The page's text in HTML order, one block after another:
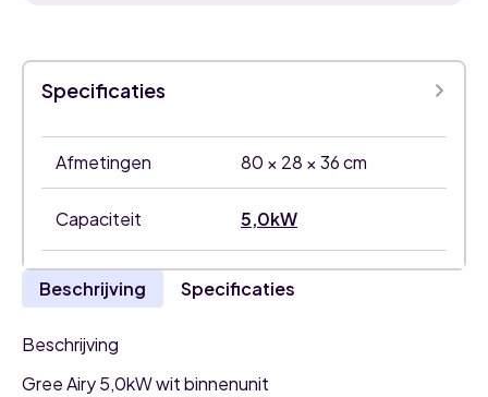
Specificaties
Afmetingen 80 × 28 × 36 cm
Capaciteit 5,0kW
Beschrijving Specificaties
Beschrijving
Gree Airy 5,0kW wit binnenunit